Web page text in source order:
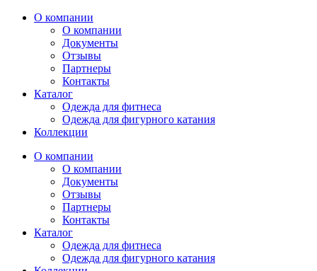
О компании
О компании
Документы
Отзывы
Партнеры
Контакты
Каталог
Одежда для фитнеса
Одежда для фигурного катания
Коллекции
О компании
О компании
Документы
Отзывы
Партнеры
Контакты
Каталог
Одежда для фитнеса
Одежда для фигурного катания